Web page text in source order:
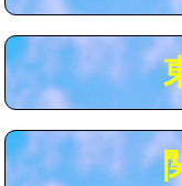
コンクリート斫り（
コンクリート斫り
モルタル補修（厚さ
モルタル補修（厚さ